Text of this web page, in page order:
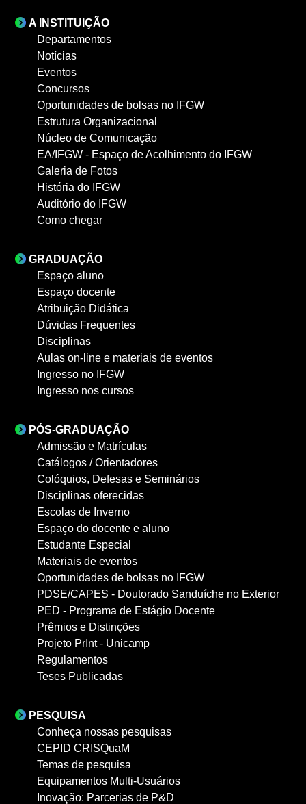
A INSTITUIÇÃO
Departamentos
Notícias
Eventos
Concursos
Oportunidades de bolsas no IFGW
Estrutura Organizacional
Núcleo de Comunicação
EA/IFGW - Espaço de Acolhimento do IFGW
Galeria de Fotos
História do IFGW
Auditório do IFGW
Como chegar
GRADUAÇÃO
Espaço aluno
Espaço docente
Atribuição Didática
Dúvidas Frequentes
Disciplinas
Aulas on-line e materiais de eventos
Ingresso no IFGW
Ingresso nos cursos
PÓS-GRADUAÇÃO
Admissão e Matrículas
Catálogos / Orientadores
Colóquios, Defesas e Seminários
Disciplinas oferecidas
Escolas de Inverno
Espaço do docente e aluno
Estudante Especial
Materiais de eventos
Oportunidades de bolsas no IFGW
PDSE/CAPES - Doutorado Sanduíche no Exterior
PED - Programa de Estágio Docente
Prêmios e Distinções
Projeto PrInt - Unicamp
Regulamentos
Teses Publicadas
PESQUISA
Conheça nossas pesquisas
CEPID CRISQuaM
Temas de pesquisa
Equipamentos Multi-Usuários
Inovação: Parcerias de P&D